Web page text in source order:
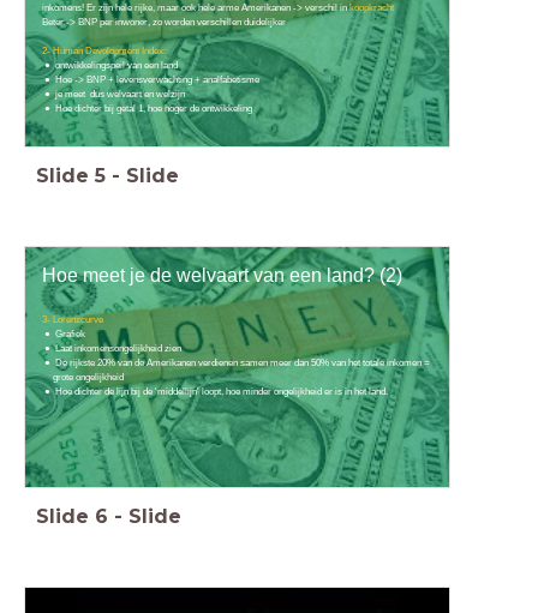
inkomens! Er zijn hele rijke, maar ook hele arme Amerikanen -> verschil inkoopkracht
Beter -> BNP per inwoner, zo worden verschillen duidelijker
2- Human Devolopment Index:
ontwikkelingspeil van een land
Hoe -> BNP + levensverwachting + analfabetisme
je meet dus welvaart en welzijn
Hoe dichter bij getal 1, hoe hoger de ontwikkeling
Slide 5 - Slide
Hoe meet je de welvaart van een land? (2)
3- Lorenzcurve
Grafiek
Laat inkomensongelijkheid zien
De rijkste 20% van de Amerikanen verdienen samen meer dan 50% van het totale inkomen =
grote ongelijkheid
Hoe dichter de lijn bij de 'middellijn' loopt, hoe minder ongelijkheid er is in het land.
Slide 6 - Slide